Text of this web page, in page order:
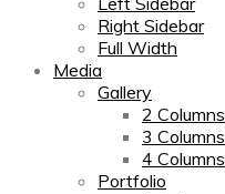
Right Sidebar
Full Width
Media
Gallery
2 Columns
3 Columns
4 Columns
Portfolio